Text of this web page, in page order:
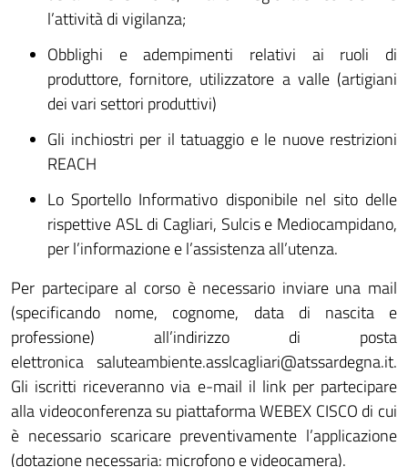
l’attività di vigilanza;
Obblighi e adempimenti relativi ai ruoli di
produttore, fornitore, utilizzatore a valle (artigiani
dei vari settori produttivi)
Gli inchiostri per il tatuaggio e le nuove restrizioni
REACH
Lo Sportello Informativo disponibile nel sito delle
rispettive ASL di Cagliari, Sulcis e Mediocampidano,
per l’informazione e l’assistenza all’utenza.
Per partecipare al corso è necessario inviare una mail
(specificando nome, cognome, data di nascita e
professione) all’indirizzo di posta
elettronica saluteambiente.asslcagliari@atssardegna.it.
Gli iscritti riceveranno via e-mail il link per partecipare
alla videoconferenza su piattaforma WEBEX CISCO di cui
è necessario scaricare preventivamente l’applicazione
(dotazione necessaria: microfono e videocamera).